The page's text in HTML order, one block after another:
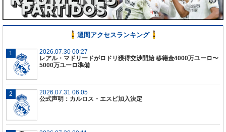
りだ。そしてもちろんA代表を夢見ているが、一歩
一歩進んでいきたいと思っている。僕は今、レンヌ
に移籍金を残し、マドリーに移籍することになった
けど、今後も自分の道を歩んでいくつもりだ。
レアル・マドリードでのプレー
それは小さい頃からの夢だった。あんなにも素晴ら
しいスタジアムに立てることを楽しみにしている。
改修工事が終了したら、すぐにあそこで最初の一歩
を踏み出したい。
カゼミーロ、クロース、モドリッチの中盤
週間アクセスランキング
2026.07.30 00:27
レアル・マドリードがロドリ獲得交渉開始 移籍金4000万ユーロ〜
5000万ユーロ準備
2026.07.31 06:05
公式声明：カルロス・エスピ加入決定